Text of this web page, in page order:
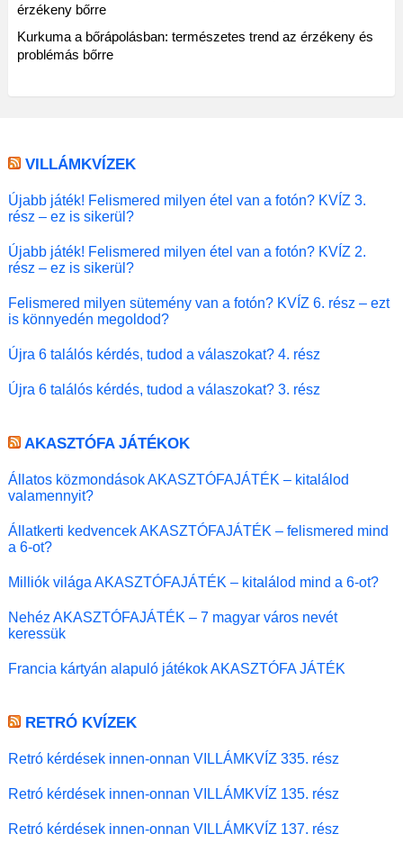
érzékeny bőrre
Kurkuma a bőrápolásban: természetes trend az érzékeny és
problémás bőrre
VILLÁMKVÍZEK
Újabb játék! Felismered milyen étel van a fotón? KVÍZ 3.
rész – ez is sikerül?
Újabb játék! Felismered milyen étel van a fotón? KVÍZ 2.
rész – ez is sikerül?
Felismered milyen sütemény van a fotón? KVÍZ 6. rész – ezt
is könnyedén megoldod?
Újra 6 találós kérdés, tudod a válaszokat? 4. rész
Újra 6 találós kérdés, tudod a válaszokat? 3. rész
AKASZTÓFA JÁTÉKOK
Állatos közmondások AKASZTÓFAJÁTÉK – kitalálod
valamennyit?
Állatkerti kedvencek AKASZTÓFAJÁTÉK – felismered mind
a 6-ot?
Milliók világa AKASZTÓFAJÁTÉK – kitalálod mind a 6-ot?
Nehéz AKASZTÓFAJÁTÉK – 7 magyar város nevét
keressük
Francia kártyán alapuló játékok AKASZTÓFA JÁTÉK
RETRÓ KVÍZEK
Retró kérdések innen-onnan VILLÁMKVÍZ 335. rész
Retró kérdések innen-onnan VILLÁMKVÍZ 135. rész
Retró kérdések innen-onnan VILLÁMKVÍZ 137. rész